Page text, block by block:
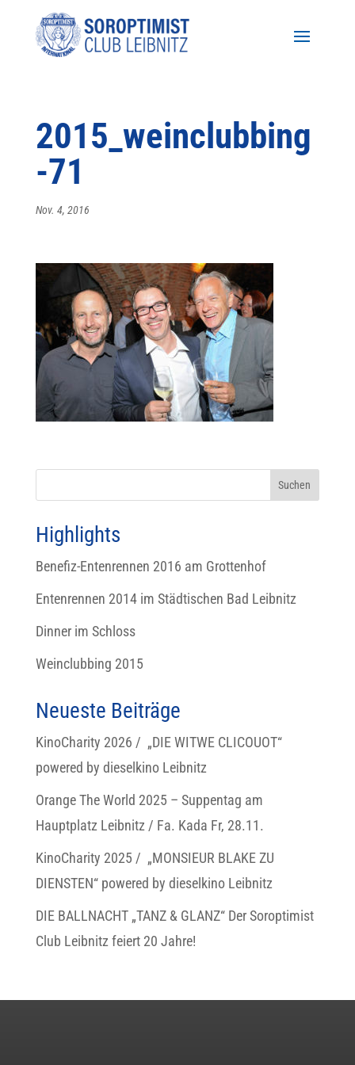
2015_weinclubbing
-71
Nov. 4, 2016
Highlights
Benefiz-Entenrennen 2016 am Grottenhof
Entenrennen 2014 im Städtischen Bad Leibnitz
Dinner im Schloss
Weinclubbing 2015
Neueste Beiträge
KinoCharity 2026 / „DIE WITWE CLICOUOT“
powered by dieselkino Leibnitz
Orange The World 2025 – Suppentag am
Hauptplatz Leibnitz / Fa. Kada Fr, 28.11.
KinoCharity 2025 / „MONSIEUR BLAKE ZU
DIENSTEN“ powered by dieselkino Leibnitz
DIE BALLNACHT „TANZ & GLANZ“ Der Soroptimist
Club Leibnitz feiert 20 Jahre!